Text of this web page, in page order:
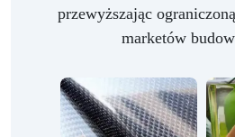
przewyższając
marketów